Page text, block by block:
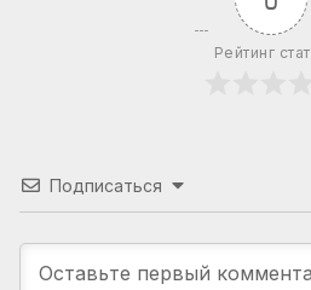
Рейтинг
Подписаться